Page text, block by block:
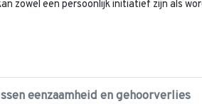
zowel een persoonlijk initiatief zijn als
eenzaamheid en gehoorverlies